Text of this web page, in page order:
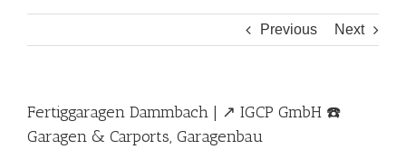
Previous Next
Fertiggaragen Dammbach | ↗️ IGCP GmbH ☎️
Garagen & Carports, Garagenbau